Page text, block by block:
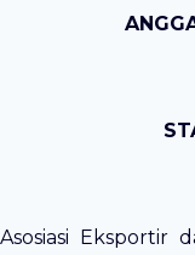
Asosiasi Eksportir